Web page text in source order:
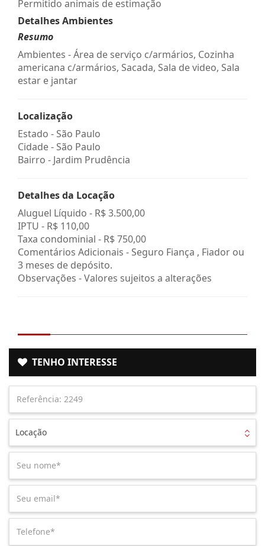
Permitido animais de estimação
Detalhes Ambientes
Resumo
Ambientes - Área de serviço c/armários, Cozinha
americana c/armários, Sacada, Sala de video, Sala
estar e jantar
Localização
Estado -São Paulo
Cidade -São Paulo
Bairro - Jardim Prudência
Detalhes da Locação
Aluguel Líquido - R$ 3.500,00
IPTU - R$ 110,00
Taxa condominial - R$ 750,00
Comentários Adicionais - Seguro Fiança , Fiador ou
3 meses de depósito.
Observações - Valores sujeitos a alterações
TENHO INTERESSE
Locação